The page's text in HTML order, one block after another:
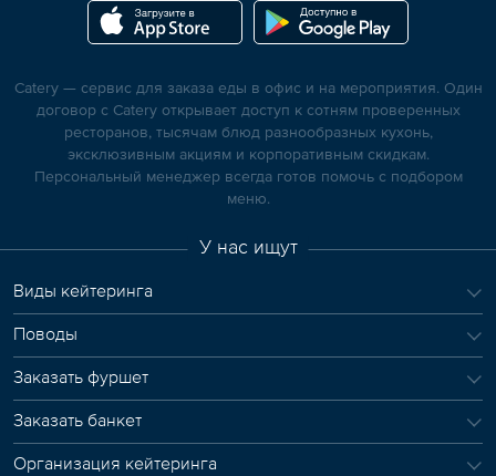
Catery — сервис для заказа еды в офис и на мероприятия. Один
договор с Catery открывает доступ к сотням проверенных
ресторанов, тысячам блюд разнообразных кухонь,
эксклюзивным акциям и корпоративным скидкам.
Персональный менеджер всегда готов помочь с подбором
меню.
У нас ищут
Виды кейтеринга
Поводы
Заказать фуршет
Заказать банкет
Организация кейтеринга